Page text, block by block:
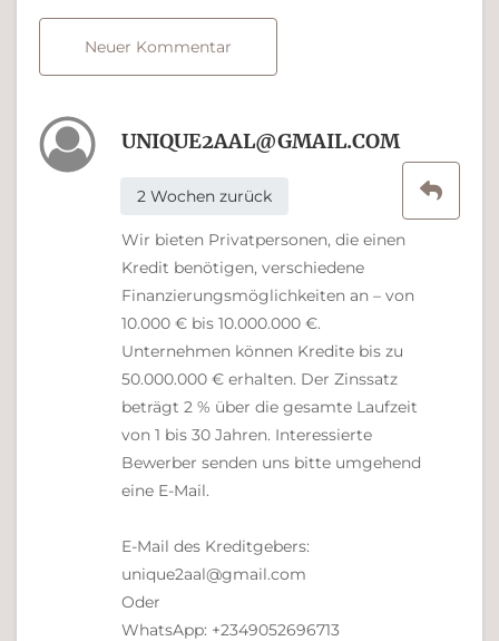
Neuer Kommentar
UNIQUE2AAL@GMAIL.COM
2 Wochen zurück
Wir bieten Privatpersonen, die einen
Kredit benötigen, verschiedene
Finanzierungsmöglichkeiten an – von
10.000 € bis 10.000.000 €.
Unternehmen können Kredite bis zu
50.000.000 € erhalten. Der Zinssatz
beträgt 2 % über die gesamte Laufzeit
von 1 bis 30 Jahren. Interessierte
Bewerber senden uns bitte umgehend
eine E-Mail.
E-Mail des Kreditgebers:
unique2aal@gmail.com
Oder
WhatsApp: +2349052696713